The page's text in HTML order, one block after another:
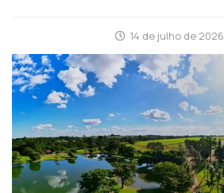
14 de julho de 2026